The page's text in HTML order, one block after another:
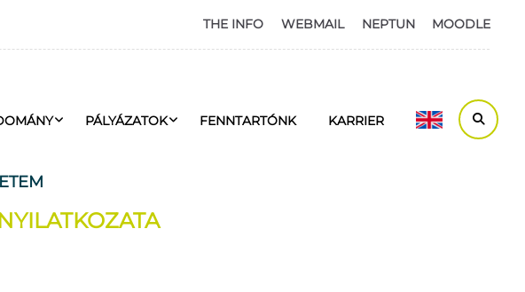
THE INFO WEBMAIL NEPTUN MOODLE
PÁLYÁZATOK FENNTARTÓNK KARRIER